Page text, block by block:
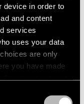
device in order to
and content
services
uses your data
are only
you have made